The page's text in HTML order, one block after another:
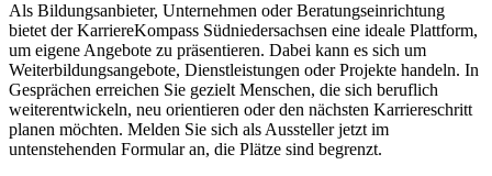
Als Bildungsanbieter, Unternehmen oder Beratungseinrichtung
bietet der KarriereKompass Südniedersachsen eine ideale Plattform,
um eigene Angebote zu präsentieren. Dabei kann es sich um
Weiterbildungsangebote, Dienstleistungen oder Projekte handeln. In
Gesprächen erreichen Sie gezielt Menschen, die sich beruflich
weiterentwickeln, neu orientieren oder den nächsten Karriereschritt
planen möchten. Melden Sie sich als Aussteller jetzt im
untenstehenden Formular an, die Plätze sind begrenzt.